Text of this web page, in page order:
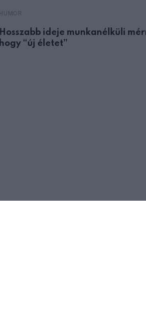
Hosszabb ideje munkanélküli
hogy “új életet”